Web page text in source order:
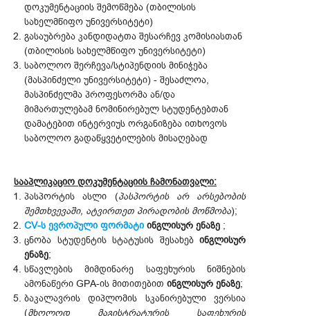
დოკუმენტაციის შემოწმება (თბილისის
სახელმწიფო უნივერსიტეტი)
გასაუბრება კანდიდატთა შესარჩევ კომისიასთან
(თბილისის სახელმწიფო უნივერსიტეტი)
საბოლოო შერჩევა/სტიპენდიის მინიჭება
(მასპინძელი უნივერსიტეტი) - შესაძლოა,
მასპინძელმა პროფესორმა ან/და
მიმართულებამ ნომინირებულ სტუდენტებთან
დამატებით ინტერვიუს ორგანიზება ითხოვოს
საბოლოო გადაწყვეტილების მისაღებად
სააპლიკაციო დოკუმენტაციის ჩამონათვალი:
პასპორტის ასლი (პასპორტის არ არსებობის
შემთხვევაში, ატვირთეთ პირადობის მოწმობა);
CV-ს ევროპული ფორმატი ინგლისურ ენაზე ;
ცნობა სტუდენტის სტატუსის შესახებ ინგლისურ
ენაზე;
სწავლების მიმდინარე საფეხურის ნიშნების
ამონაწერი GPA-ის მითითებით ინგლისურ ენაზე;
ბაკალავრის დიპლომის სკანირებული ვერსია
(მხოლოდ მაგისტრატურის საფეხურის